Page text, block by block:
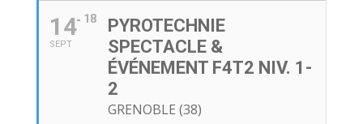
14
SEPT
18
PYROTECHNIE
SPECTACLE &
ÉVÉNEMENT F4T2 NIV. 1-
2
GRENOBLE (38)